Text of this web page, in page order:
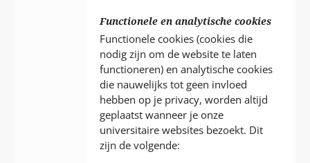
Functionele en analytische cookies
Functionele cookies (cookies die
nodig zijn om de website te laten
functioneren) en analytische cookies
die nauwelijks tot geen invloed
hebben op je privacy, worden altijd
geplaatst wanneer je onze
universitaire websites bezoekt. Dit
zijn de volgende: